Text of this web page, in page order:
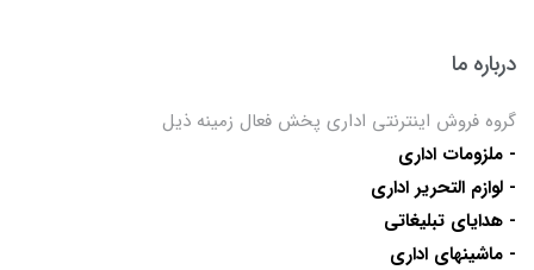
درباره ما
گروه فروش اینترنتی اداری پخش فعال زمینه ذیل
- ملزومات اداری
- لوازم التحریر اداری
- هدایای تبلیغاتی
- ماشینهای اداری